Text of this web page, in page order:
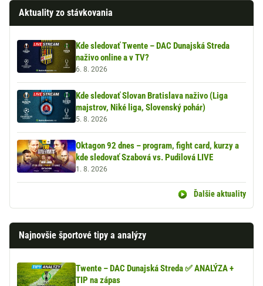
Aktuality zo stávkovania
Kde sledovať Twente – DAC Dunajská Streda
naživo online a v TV?
6. 8. 2026
Kde sledovať Slovan Bratislava naživo (Liga
majstrov, Niké liga, Slovenský pohár)
5. 8. 2026
Oktagon 92 dnes – program, fight card, kurzy a
kde sledovať Szabová vs. Pudilová LIVE
1. 8. 2026
Ďalšie aktuality
Najnovšie športové tipy a analýzy
Twente – DAC Dunajská Streda ✅ ANALÝZA +
TIP na zápas